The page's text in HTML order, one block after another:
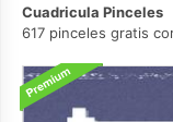
Cuadricula Pinceles
617 pinceles gratis